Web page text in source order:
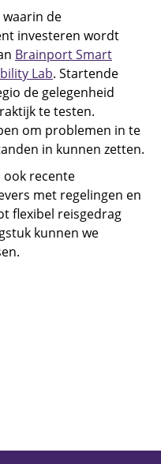
waarin de
investeren wordt
Brainport Smart
Lab. Startende
de gelegenheid
te testen.
om problemen in te
in kunnen zetten.
ook recente
met regelingen en
flexibel reisgedrag
kunnen we